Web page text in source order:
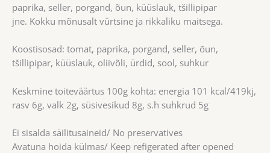
paprika, seller, porgand, õun, küüslauk, tšillipipar
jne. Kokku mõnusalt vürtsine ja rikkaliku maitsega.
Koostisosad: tomat, paprika, porgand, seller, õun,
tšillipipar, küüslauk, oliivõli, ürdid, sool, suhkur
Keskmine toiteväärtus 100g kohta: energia 101 kcal/419kj,
rasv 6g, valk 2g, süsivesikud 8g, s.h suhkrud 5g
Ei sisalda säilitusaineid/ No preservatives
Avatuna hoida külmas/ Keep refigerated after opened